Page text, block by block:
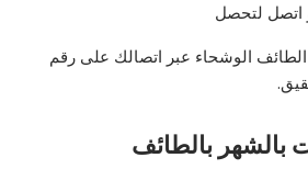
اتصل لتحصل
الطائف الوشحاء عبر اتصالك على رقم
بالشهر بالطائف